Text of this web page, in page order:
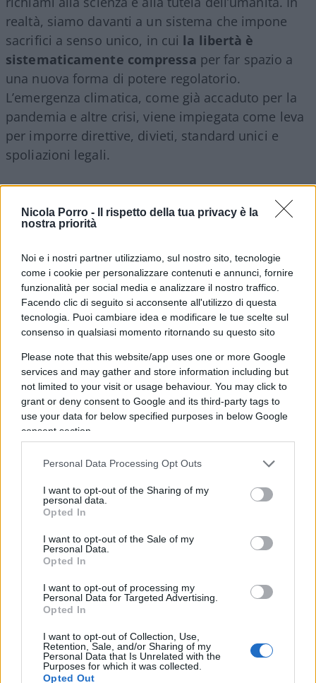
Nicola Porro -
Il rispetto della tua privacy è la
nostra priorità
Noi e i nostri partner utilizziamo, sul nostro sito, tecnologie
come i cookie per personalizzare contenuti e annunci, fornire
funzionalità per social media e analizzare il nostro traffico.
Facendo clic di seguito si acconsente all'utilizzo di questa
tecnologia. Puoi cambiare idea e modificare le tue scelte sul
consenso in qualsiasi momento ritornando su questo sito
Please note that this website/app uses one or more Google
services and may gather and store information including but
not limited to your visit or usage behaviour. You may click to
grant or deny consent to Google and its third-party tags to
use your data for below specified purposes in below Google
consent section.
Personal Data Processing Opt Outs
I want to opt-out of the Sharing of my
personal data.
Opted In
I want to opt-out of the Sale of my
Personal Data.
Opted In
I want to opt-out of processing my
Personal Data for Targeted Advertising.
Opted In
I want to opt-out of Collection, Use,
Retention, Sale, and/or Sharing of my
Personal Data that Is Unrelated with the
Purposes for which it was collected.
Opted Out
realtà, siamo davanti a un sistema che impone
sacrifici a senso unico, in cui la libertà è
sistematicamente compressa per far spazio a
una nuova forma di potere regolatorio.
L’emergenza climatica, come già accaduto per la
pandemia e altre crisi, viene impiegata come leva
per imporre direttive, divieti, standard unici e
spoliazioni legali.
I citati giudici, adottando il linguaggio dei nuovi
indeterminati inobblighi giuridici universali
“ambiente sano”, “giustizia climatica”, “interesse
dell’umanità”.
Attacco alla civiltà occidentale
Ma in che misura tutto ciò può giustificare
l’annullamento della sovranità degli Stati,
l’esproprio indiretto delle proprietà private, la
limitazione della libertà contrattuale? È
l’interrogativo centrale. Perché, se ogni danno
ambientale reale o presunto diventa motivo per
invocare obblighi universali e responsabilità
giuridiche illimitate, si entra in
una spirale in cui
tutto può essere vietato, regolato, controllato
A scapito della libertà.
Le politichegreen europee, in nome della
edilizio, la libertà economica, la dignità
proprietaria. L’interventismo cieco ignora le realtà
locali, le specificità culturali, i diritti degli